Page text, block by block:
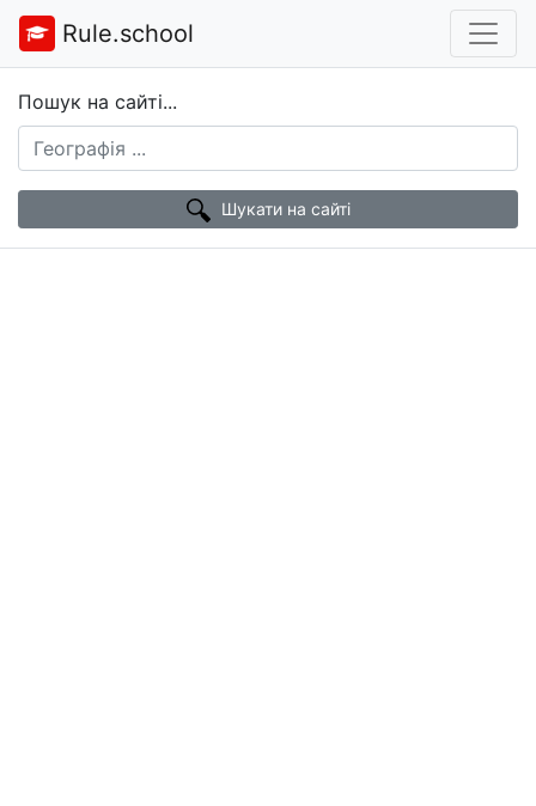
Rule.school
Пошук на сайті...
Шукати на сайті